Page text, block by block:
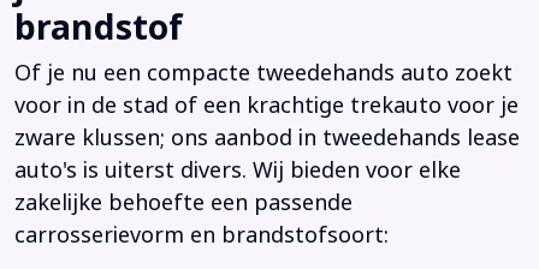
brandstof
Of je nu een compacte tweedehands auto zoekt
voor in de stad of een krachtige trekauto voor je
zware klussen; ons aanbod in tweedehands lease
auto's is uiterst divers. Wij bieden voor elke
zakelijke behoefte een passende
carrosserievorm en brandstofsoort: